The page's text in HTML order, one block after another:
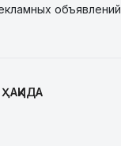
объявлений,